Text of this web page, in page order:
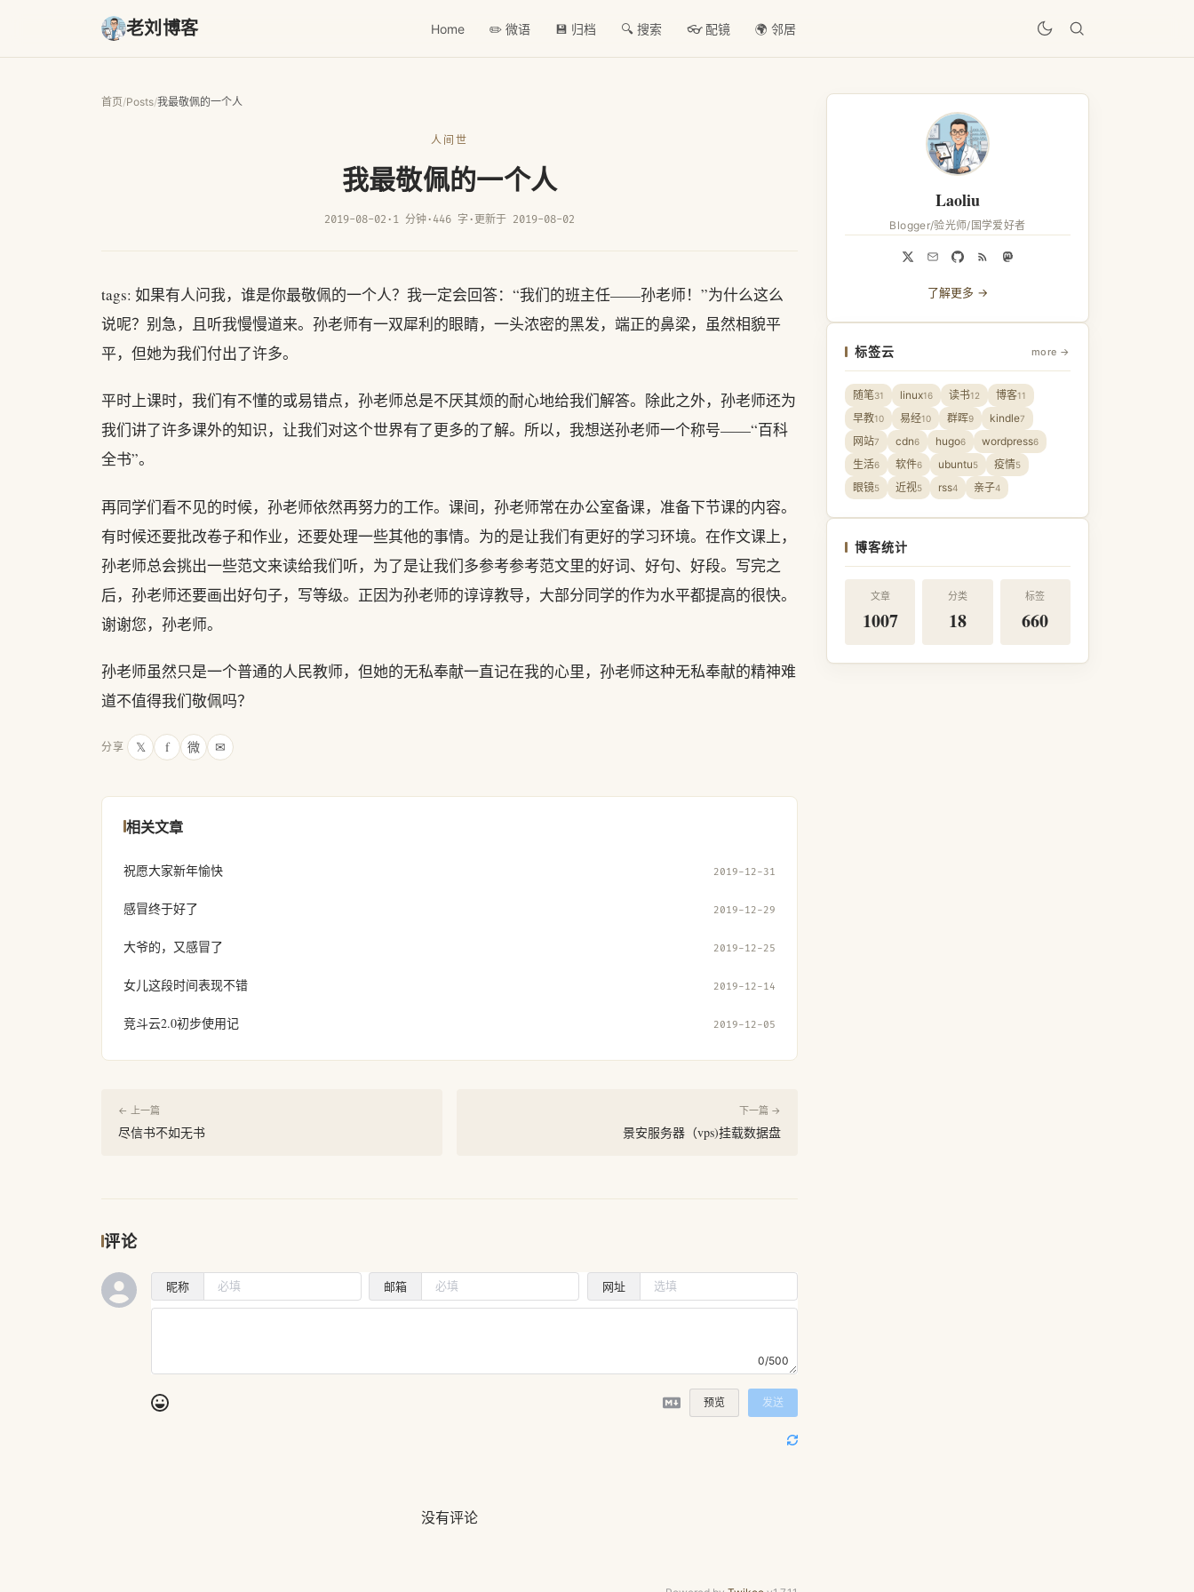
老刘博客 Home ✏️ 微语 💾 归档 🔍 搜索 👓 配镜 🌍 邻居
首页/Posts/我最敬佩的一个人
人间世
我最敬佩的一个人
2019-08-02 · 1 分钟· 446 字 · 更新于 2019-08-02
tags: 如果有人问我，谁是你最敬佩的一个人？我一定会回答：“我们的班主任——孙老师！”为什么这么
说呢？别急，且听我慢慢道来。孙老师有一双犀利的眼睛，一头浓密的黑发，端正的鼻梁，虽然相貌平
平，但她为我们付出了许多。
平时上课时，我们有不懂的或易错点，孙老师总是不厌其烦的耐心地给我们解答。除此之外，孙老师还为
我们讲了许多课外的知识，让我们对这个世界有了更多的了解。所以，我想送孙老师一个称号——“百科
全书”。
再同学们看不见的时候，孙老师依然再努力的工作。课间，孙老师常在办公室备课，准备下节课的内容。
有时候还要批改卷子和作业，还要处理一些其他的事情。为的是让我们有更好的学习环境。在作文课上，
孙老师总会挑出一些范文来读给我们听，为了是让我们多参考参考范文里的好词、好句、好段。写完之
后，孙老师还要画出好句子，写等级。正因为孙老师的谆谆教导，大部分同学的作为水平都提高的很快。
谢谢您，孙老师。
孙老师虽然只是一个普通的人民教师，但她的无私奉献一直记在我的心里，孙老师这种无私奉献的精神难
道不值得我们敬佩吗？
分享 𝕏 f 微 ✉
相关文章
祝愿大家新年愉快 2019-12-31
感冒终于好了 2019-12-29
大爷的，又感冒了 2019-12-25
女儿这段时间表现不错 2019-12-14
竞斗云2.0初步使用记 2019-12-05
← 上一篇
尽信书不如无书
下一篇 →
景安服务器（vps)挂载数据盘
评论
昵称 邮箱 网址
0/500
预览 发送
没有评论
Laoliu
Blogger/验光师/国学爱好者
了解更多 →
标签云 more →
随笔31 linux16 读书12 博客11
早教10 易经10 群晖9 kindle7
网站7 cdn6 hugo6 wordpress6
生活6 软件6 ubuntu5 疫情5
眼镜5 近视5 rss4 亲子4
博客统计
文章
1007
分类
18
标签
660